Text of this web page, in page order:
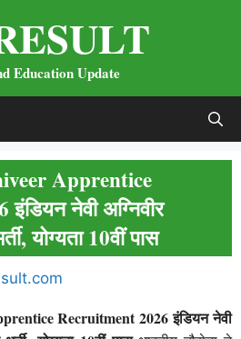
Education Update
Apprentice
नेवी अग्निवीर
योग्यता 10वीं पास
Recruitment 2026 इंडियन नेवी